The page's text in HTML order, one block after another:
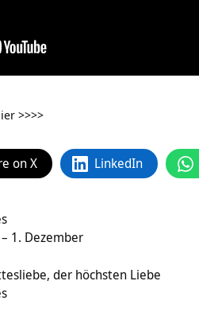
>>>>
on X LinkedIn
1. Dezember
der höchsten Liebe